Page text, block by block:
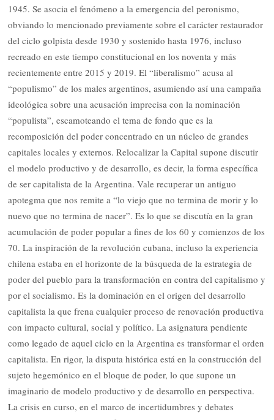
1945. Se asocia el fenómeno a la emergencia del peronismo,
obviando lo mencionado previamente sobre el carácter restaurador
del ciclo golpista desde 1930 y sostenido hasta 1976, incluso
recreado en este tiempo constitucional en los noventa y más
recientemente entre 2015 y 2019. El “liberalismo” acusa al
“populismo” de los males argentinos, asumiendo así una campaña
ideológica sobre una acusación imprecisa con la nominación
“populista”, escamoteando el tema de fondo que es la
recomposición del poder concentrado en un núcleo de grandes
capitales locales y externos. Relocalizar la Capital supone discutir
el modelo productivo y de desarrollo, es decir, la forma específica
de ser capitalista de la Argentina. Vale recuperar un antiguo
apotegma que nos remite a “lo viejo que no termina de morir y lo
nuevo que no termina de nacer”. Es lo que se discutía en la gran
acumulación de poder popular a fines de los 60 y comienzos de los
70. La inspiración de la revolución cubana, incluso la experiencia
chilena estaba en el horizonte de la búsqueda de la estrategia de
poder del pueblo para la transformación en contra del capitalismo y
por el socialismo. Es la dominación en el origen del desarrollo
capitalista la que frena cualquier proceso de renovación productiva
con impacto cultural, social y político. La asignatura pendiente
como legado de aquel ciclo en la Argentina es transformar el orden
capitalista. En rigor, la disputa histórica está en la construcción del
sujeto hegemónico en el bloque de poder, lo que supone un
imaginario de modelo productivo y de desarrollo en perspectiva.
La crisis en curso, en el marco de incertidumbres y debates